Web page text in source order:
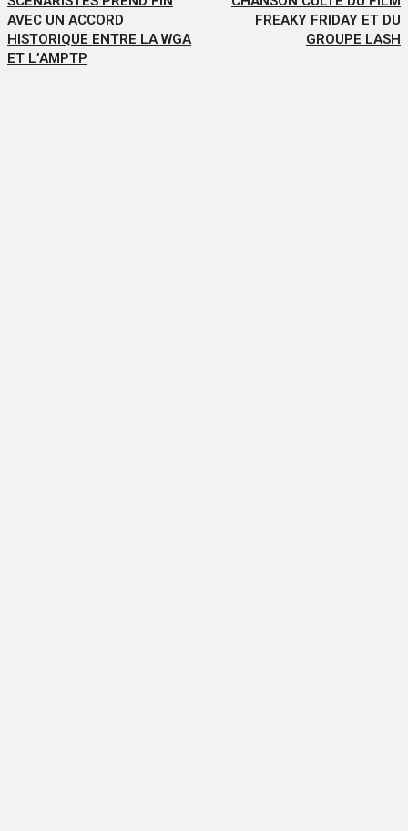
AVEC UN ACCORD
HISTORIQUE ENTRE LA WGA
ET L’AMPTP
FREAKY FRIDAY ET DU
GROUPE LASH